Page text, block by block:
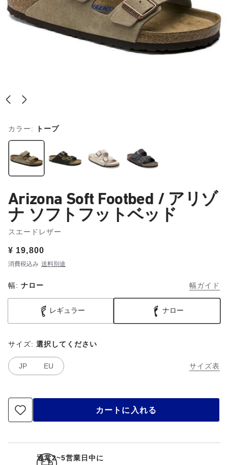
カラー: トープ
Arizona Soft Footbed / アリゾ
ナ ソフトフットベッド
スエードレザー
Price:
¥ 19,800
消費税込み 送料別途
幅: ナロー 幅ガイド
レギュラー ナロー
サイズ表
サイズ: 選択してください
JP EU
カートに入れる
通常2~5営業日中に